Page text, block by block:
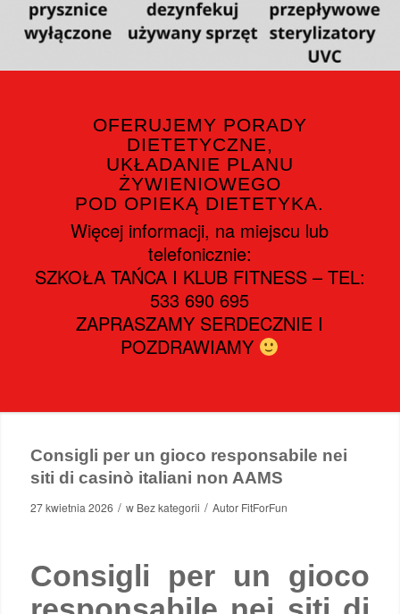
OFERUJEMY PORADY
DIETETYCZNE,
UKŁADANIE PLANU
ŻYWIENIOWEGO
POD OPIEKĄ DIETETYKA.
Więcej informacji, na miejscu lub
telefonicznie:
SZKOŁA TAŃCA I KLUB FITNESS – TEL:
533 690 695
ZAPRASZAMY SERDECZNIE I
POZDRAWIAMY
Consigli per un gioco responsabile nei
siti di casinò italiani non AAMS
27 kwietnia 2026 / w Bez kategorii / Autor FitForFun
Consigli per un gioco